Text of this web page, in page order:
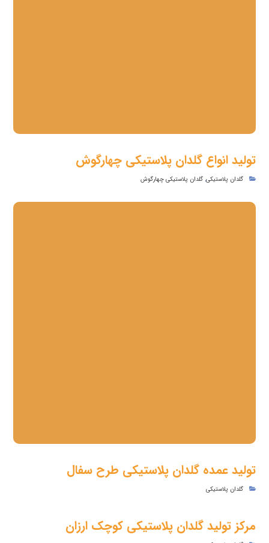
تولید انواع گلدان پلاستیکی چهارگوش
گلدان پلاستیکی,گلدان پلاستیکی چهارگوش
تولید عمده گلدان پلاستیکی طرح سفال
گلدان پلاستیکی
مرکز تولید گلدان پلاستیکی کوچک ارزان